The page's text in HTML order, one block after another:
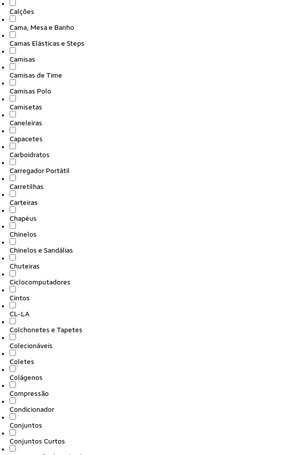
Calções
Cama, Mesa e Banho
Camas Elásticas e Steps
Camisas
Camisas de Time
Camisas Polo
Camisetas
Caneleiras
Capacetes
Carboidratos
Carregador Portátil
Carretilhas
Carteiras
Chapéus
Chinelos
Chinelos e Sandálias
Chuteiras
Ciclocomputadores
Cintos
CL-LA
Colchonetes e Tapetes
Colecionáveis
Coletes
Colágenos
Compressão
Condicionador
Conjuntos
Conjuntos Curtos